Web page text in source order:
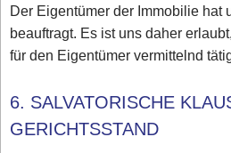
Der Eigentümer der Immobilie hat
beauftragt. Es ist uns daher
für den Eigentümer vermittelnd
6. SALVATORISCHE
GERICHTSSTAND